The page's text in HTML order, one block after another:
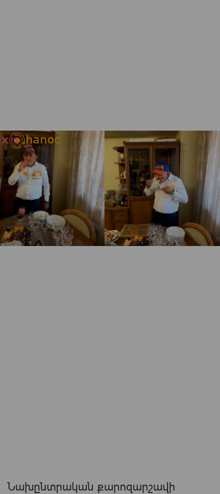
Նախընտրական քարոզարշավի